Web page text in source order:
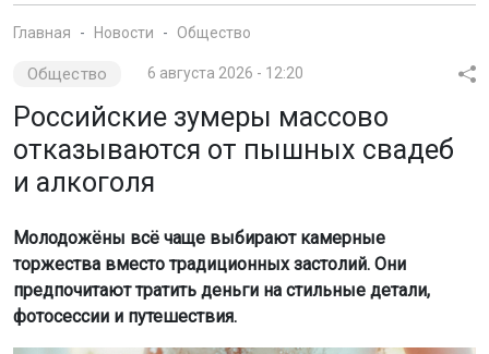
Главная Новости Общество
Общество 6 августа 2026 - 12:20
Российские зумеры массово
отказываются от пышных свадеб
и алкоголя
Молодожёны всё чаще выбирают камерные
торжества вместо традиционных застолий. Они
предпочитают тратить деньги на стильные детали,
фотосессии и путешествия.